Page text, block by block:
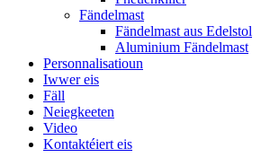
Fändelmast
Fändelmast aus Edelstol
Aluminium Fändelmast
Personnalisatioun
Iwwer eis
Fäll
Neiegkeeten
Video
Kontaktéiert eis